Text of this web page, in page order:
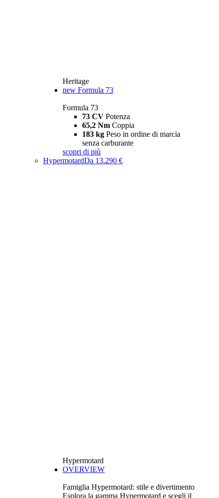
Heritage
new Formula 73
Formula 73
73 CV Potenza
65,2 Nm Coppia
183 kg Peso in ordine di marcia
senza carburante
scopri di più
HypermotardDa 13.290 €
Hypermotard
OVERVIEW
Famiglia Hypermotard: stile e divertimento
Esplora la gamma Hypermotard e scegli il